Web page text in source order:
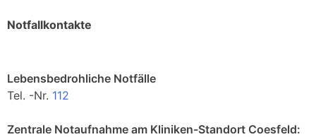
Notfallkontakte
Lebensbedrohliche Notfälle
Tel. -Nr. 112
Zentrale Notaufnahme am Kliniken-Standort Coesfeld: